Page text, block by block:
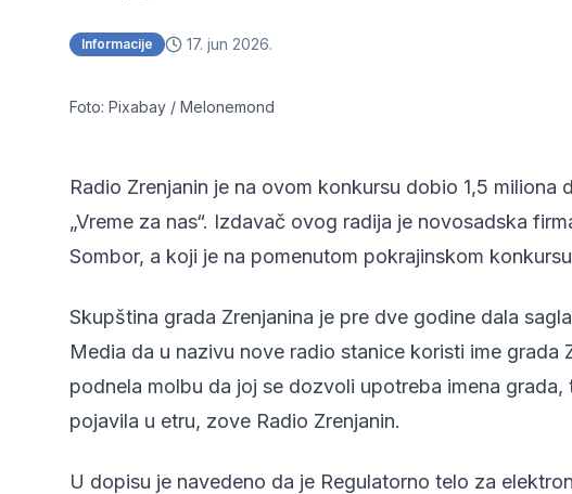
Informacije 17. jun 2026.
Foto: Pixabay / Melonemond
Radio Zrenjanin je na ovom konkursu dobio 1,5
„Vreme za nas“. Izdavač ovog radija je novosadska
Sombor, a koji je na pomenutom pokrajinskom
Skupština grada Zrenjanina je pre dve godine dala
Media da u nazivu nove radio stanice koristi ime grada
podnela molbu da joj se dozvoli upotreba imena
pojavila u etru, zove Radio Zrenjanin.
U dopisu je navedeno da je Regulatorno telo za